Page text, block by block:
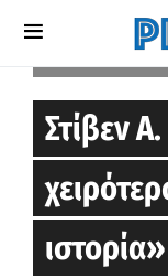
Στίβεν
ιστορία»